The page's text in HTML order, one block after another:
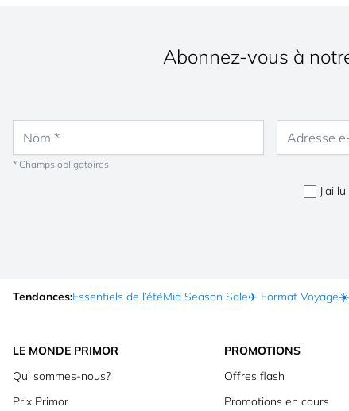
Abonnez-vous à
* Champs obligatoires
J'ai
Tendances:Essentiels de l’étéMid Season Sale✈️ Format Voyage☀️
LE MONDE PRIMOR
Qui sommes-nous?
Prix Primor
PROMOTIONS
Offres flash
Promotions en cours